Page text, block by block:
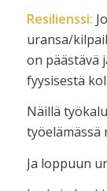
Resilienssi:
uransa/
on päästävä
fyysisestä
Näillä
Ja loppuun